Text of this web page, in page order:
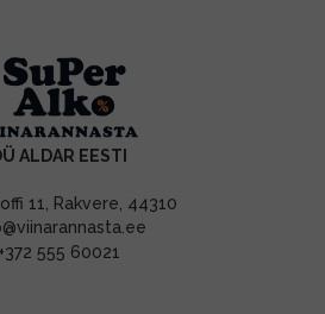
ALDAR EESTI
11, Rakvere, 44310
+372 555 60021